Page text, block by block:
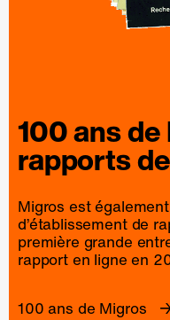
100 ans de
rapports
Migros est
d’établissement de
première grande
rapport en ligne en
100 ans de Migros